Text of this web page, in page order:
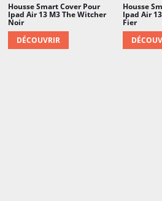
Housse Smart Cover Pour
Ipad Air 13 M3 The Witcher
Noir
DÉCOUVRIR
Housse
Ipad Air
Fier